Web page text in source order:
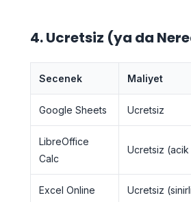
4. Ucretsiz (ya da
Secenek Maliyet
Google Sheets Ucretsiz
LibreOffice
Calc
Ucretsiz
Excel Online Ucretsiz